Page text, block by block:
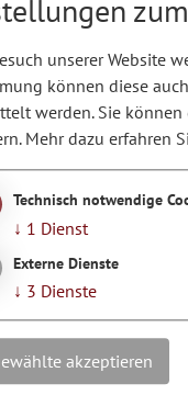
unserer Website
können diese
werden. Sie
Mehr dazu erfahren
Technisch notwendige
↓ 1 Dienst
Externe Dienste
↓ 3 Dienste
akzeptieren